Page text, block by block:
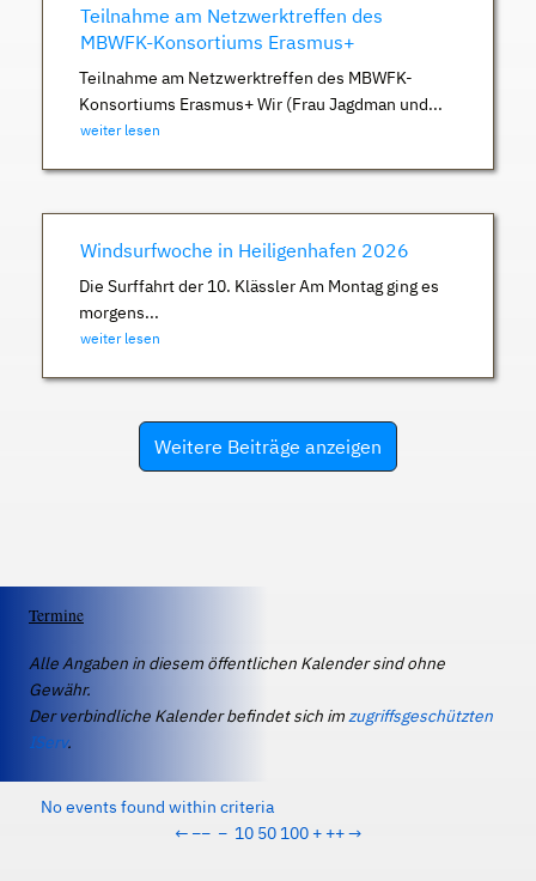
Teilnahme am Netzwerktreffen des
MBWFK-Konsortiums Erasmus+
Teilnahme am Netzwerktreffen des MBWFK-
Konsortiums Erasmus+ Wir (Frau Jagdman und...
weiter lesen
Windsurfwoche in Heiligenhafen 2026
Die Surffahrt der 10. Klässler Am Montag ging es
morgens...
weiter lesen
Weitere Beiträge anzeigen
Termine
Alle Angaben in diesem öffentlichen Kalender sind ohne
Gewähr.
Der verbindliche Kalender befindet sich imzugriffsgeschützten
IServ.
No events found within criteria
← −− − 10 50 100 + ++→